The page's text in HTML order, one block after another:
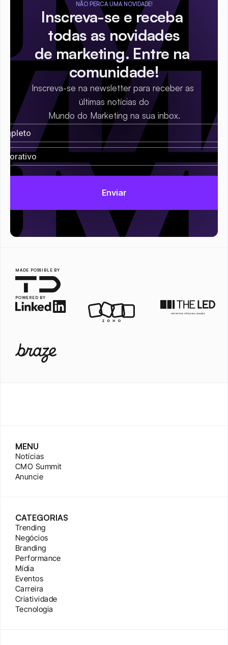
NÃO PERCA UMA NOVIDADE!
Inscreva-se e receba
todas as novidades
de marketing. Entre na
comunidade!
Inscreva-se na newsletter para receber as
últimas notícias do
Mundo do Marketing na sua inbox.
MADE POSSIBLE BY
POWERED BY
MENU
Notícias
CMO Summit
Anuncie
CATEGORIAS
Trending
Negócios
Branding
Performance
Mídia
Eventos
Carreira
Criatividade
Tecnologia